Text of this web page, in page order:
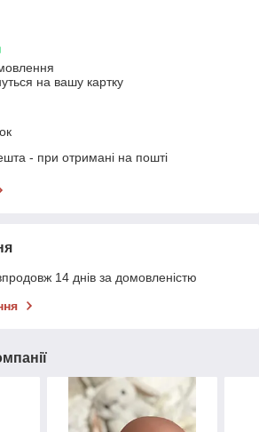
на вашу картку
- при отримані на пошті
14 днів за домовленістю